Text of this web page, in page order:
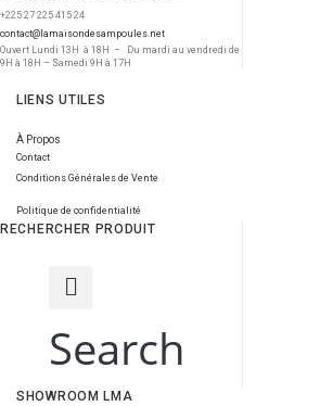
+225 27 225 415 24
contact@lamaisondesampoules.net
Ouvert Lundi 13H à 18H – Du mardi au vendredi de
9H à 18H – Samedi 9H à 17H
LIENS UTILES
À Propos
Contact
Conditions Générales de Vente
Politique de confidentialité
RECHERCHER PRODUIT
Search
SHOWROOM LMA